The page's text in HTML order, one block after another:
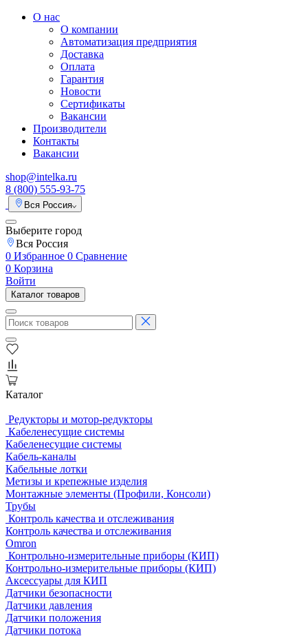
О нас
О компании
Автоматизация предприятия
Доставка
Оплата
Гарантия
Новости
Сертификаты
Вакансии
Производители
Контакты
Вакансии
shop@intelka.ru
8 (800) 555-93-75
Вся Россия
Выберите город
Вся Россия
0 Избранное 0 Сравнение
0 Корзина
Войти
Каталог товаров
Каталог
Редукторы и мотор-редукторы
Кабеленесущие системы
Кабеленесущие системы
Кабель-каналы
Кабельные лотки
Метизы и крепежные изделия
Монтажные элементы (Профили, Консоли)
Трубы
Контроль качества и отслеживания
Контроль качества и отслеживания
Omron
Контрольно-измерительные приборы (КИП)
Контрольно-измерительные приборы (КИП)
Аксессуары для КИП
Датчики безопасности
Датчики давления
Датчики положения
Датчики потока